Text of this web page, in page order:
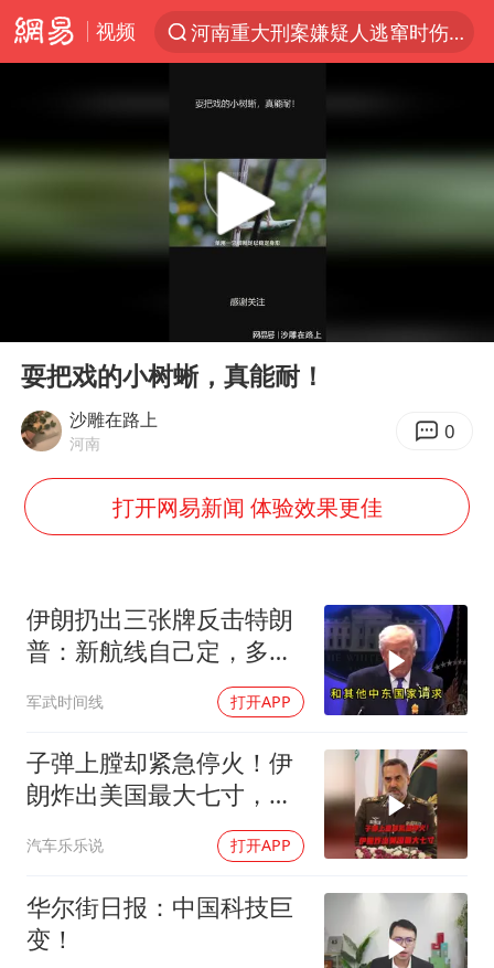
视频
河南重大刑案嫌疑人逃窜时伤害多人
浙江上海等地有大雨或暴雨
马克·艾伦退出斯诺克中国公开赛
隔20米开高仿奶茶店被判赔35万元
视频丨中国东方电气集团原党组副书记、董事宋致远被查
直击东北超：哈尔滨vs通辽
白海豚将正面袭击贯穿浙江
酒店回应车内过夜被收150元
36岁男演员成景区NPC后人气爆棚
几元成本的AI广告导致千万市值蒸发
人民的健康、体质、幸福一脉相承
Play
耍把戏的小树蜥，真能耐！
沙雕在路上
河南 0
打开网易新闻 体验效果更佳
伊朗扔出三张牌反击特朗
普：新航线自己定，多国
保证不参战，海峡不回战
前状态
军武时间线 打开APP
子弹上膛却紧急停火！伊
朗炸出美国最大七寸，特
汽车乐乐说 打开APP
华尔街日报：中国科技巨
变！